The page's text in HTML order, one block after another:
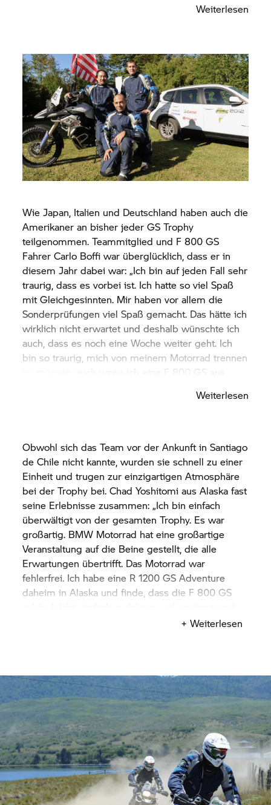
wusste ich nicht genau, was mich erwarten würde,
unterschiedlichen Ländern und Kulturen, das
Essen, die Organisation usw. Das Motorradfahren
war einfach nur hervorragend. Einige Gebiete in
Patagonien erinnern mich an die Karoo Region in
Südafrika. Und dieF 800 GSwar einfach nur
perfekt für alle Aufgaben, die wir zu bewältigen
hatten. Ich habe eineR 1200 GSAdventure zu
Hause, von daher war es großartig, einmal diese
kleinere GS zu fahren.“
Weiterlesen
Wie Japan, Italien und Deutschland haben auch die
Amerikaner an bisher jederGS Trophy
teilgenommen. Teammitglied und F 800 GS
Fahrer Carlo Boffi war überglücklich, dass er in
diesem Jahr dabei war: „Ich bin auf jeden Fall sehr
traurig, dass es vorbei ist. Ich hatte so viel Spaß
mit Gleichgesinnten. Mir haben vor allem die
Sonderprüfungen viel Spaß gemacht. Das hätte ich
wirklich nicht erwartet und deshalb wünschte ich
auch, dass es noch eine Woche weiter geht. Ich
bin so traurig, mich von meinem Motorrad trennen
F 800 GS
einigen Jahren schon einmal von New York nach
Zwischenfälle, die ich auf der Strecke hatte. Ryan,
Chad und ich vom Team USA haben ziemlich viel
Zeit damit verbracht, Reifen zu flicken. Zwei
eigene, sechs von anderen Teams und sogar einen
bei einem Support-LKW. Aber wir haben die
Kameradschaft in derGS Trophysehr genossen.
Ich habe 200 $ für die Qualifikation bezahlt und so
viele Erfahrungen und Erinnerungen zurück
bekommen. Eine absolut fantastische Rendite.”
Weiterlesen
Obwohl sich das Team vor der Ankunft in Santiago
de Chile nicht kannte, wurden sie schnell zu einer
Einheit und trugen zur einzigartigen Atmosphäre
bei der Trophy bei. Chad Yoshitomi aus Alaska fast
seine Erlebnisse zusammen: „Ich bin einfach
überwältigt von der gesamten Trophy. Es war
großartig. BMW Motorrad hat eine großartige
Veranstaltung auf die Beine gestellt, die alle
Erwartungen übertrifft. Das Motorrad war
fehlerfrei. Ich habe eine R 1200 GS Adventure
daheim in Alaska und finde, dass die F 800 GS
hätte nicht besser
+ Weiterlesen